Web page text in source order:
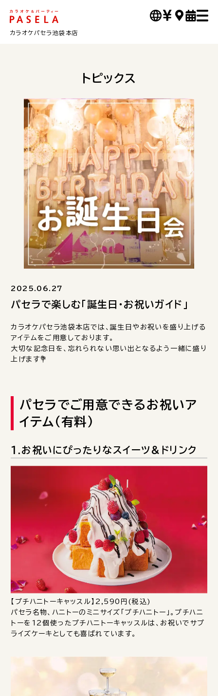
カラオケパセラ池袋本店
トピックス
2025.06.27
パセラで楽しむ「誕生日・お祝いガイド」
カラオケパセラ池袋本店では、誕生日やお祝いを盛り上げる
アイテムをご用意しております。
大切な記念日を、忘れられない思い出となるよう一緒に盛り
上げます💐
パセラでご用意できるお祝いア
イテム（有料）
1.お祝いにぴったりなスイーツ＆ドリンク
【プチハニトーキャッスル】2,590円(税込)
パセラ名物、ハニトーのミニサイズ「プチハニトー」。プチハニ
トーを12個使ったプチハニトーキャッスルは、お祝いでサプ
ライズケーキとしても喜ばれています。